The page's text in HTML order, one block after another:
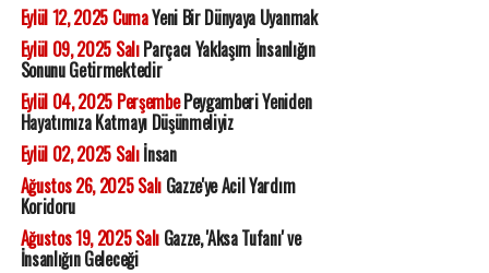
Eylül 12, 2025 CumaYeni Bir Dünyaya Uyanmak
Eylül 09, 2025 SalıParçacı Yaklaşım İnsanlığın
Sonunu Getirmektedir
Eylül 04, 2025 PerşembePeygamberi Yeniden
Hayatımıza Katmayı Düşünmeliyiz
Eylül 02, 2025 Salıİnsan
Ağustos 26, 2025 SalıGazze'ye Acil Yardım
Koridoru
Ağustos 19, 2025 SalıGazze, 'Aksa Tufanı' ve
İnsanlığın Geleceği